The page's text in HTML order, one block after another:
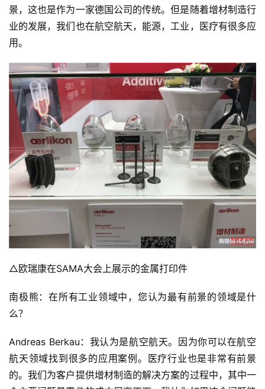
景，这也是作为一家德国公司的传统。但是随着增材制造行
业的发展，我们也在航空航天，能源，工业，医疗有很多应
用。
△欧瑞康在SAMA大会上展示的金属打印件
南极熊：在所有工业领域中，您认为最有前景的领域是什
么？
Andreas Berkau：我认为是航空航天。因为你可以在航空
航天领域找到很多的应用案例。医疗行业也是非常有前景
的。我们为客户提供增材制造的解决方案的过程中，其中一